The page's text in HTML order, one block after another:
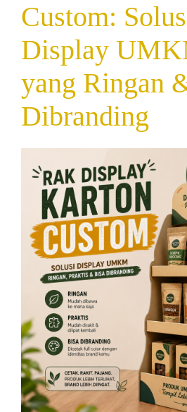
Custom:
Display
yang Ringan
Dibranding